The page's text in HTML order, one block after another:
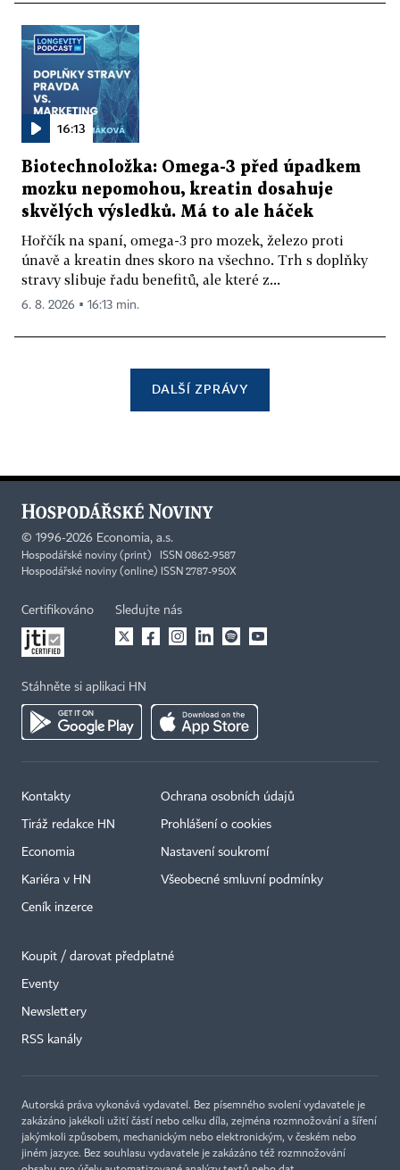
16:13
Biotechnoložka: Omega-3 před úpadkem
mozku nepomohou, kreatin dosahuje
skvělých výsledků. Má to ale háček
Hořčík na spaní, omega-3 pro mozek, železo proti
únavě a kreatin dnes skoro na všechno. Trh s doplňky
stravy slibuje řadu benefitů, ale které z...
6. 8. 2026 ▪ 16:13 min.
DALŠÍ ZPRÁVY
© 1996-2026 Economia, a.s.
Hospodářské noviny (print) ISSN 0862-9587
Hospodářské noviny (online) ISSN 2787-950X
Certifikováno Sledujte nás
Stáhněte si aplikaci HN
Kontakty
Tiráž redakce HN
Economia
Kariéra v HN
Ceník inzerce
Ochrana osobních údajů
Prohlášení o cookies
Nastavení soukromí
Všeobecné smluvní podmínky
Koupit / darovat předplatné
Eventy
Newslettery
RSS kanály
Autorská práva vykonává vydavatel. Bez písemného svolení vydavatele je
zakázáno jakékoli užití částí nebo celku díla, zejména rozmnožování a šíření
jakýmkoli způsobem, mechanickým nebo elektronickým, v českém nebo
jiném jazyce. Bez souhlasu vydavatele je zakázáno též rozmnožování